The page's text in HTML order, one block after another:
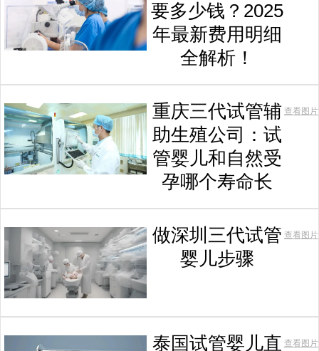
要多少钱？2025
年最新费用明细
全解析！
重庆三代试管辅
助生殖公司：试
管婴儿和自然受
孕哪个寿命长
查看图片
做深圳三代试管
婴儿步骤
查看图片
泰国试管婴儿直 查看图片